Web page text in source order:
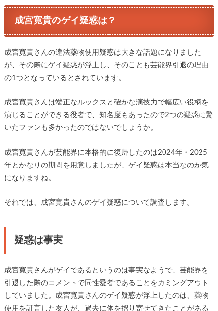
成宮寛貴のゲイ疑惑は？
成宮寛貴さんの違法薬物使用疑惑は大きな話題になりました
が、その際にゲイ疑惑が浮上し、そのことも芸能界引退の理由
の1つとなっているとされています。
成宮寛貴さんは端正なルックスと確かな演技力で幅広い役柄を
演じることができる役者で、知名度もあったので2つの疑惑に驚
いたファンも多かったのではないでしょうか。
成宮寛貴さんが芸能界に本格的に復帰したのは2024年・2025
年とかなりの期間を用意しましたが、ゲイ疑惑は本当なのか気
になりますね。
それでは、成宮寛貴さんのゲイ疑惑について調査します。
疑惑は事実
成宮寛貴さんがゲイであるというのは事実なようで、芸能界を
引退した際のコメントで同性愛者であることをカミングアウト
していました。成宮寛貴さんのゲイ疑惑が浮上したのは、薬物
使用を証言した友人が、過去に体を摺り寄せてきたことがある